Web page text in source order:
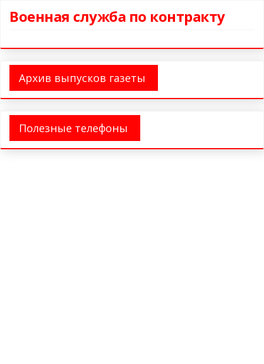
Военная служба по контракту
Архив выпусков газеты
Полезные телефоны